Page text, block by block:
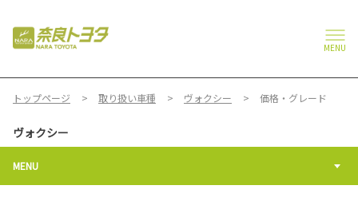
MENU
トップページ 取り扱い車種 ヴォクシー 価格・グレード
ヴォクシー
MENU